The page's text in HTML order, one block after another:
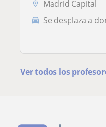
Madrid Capital
Se desplaza a
Ver todos los